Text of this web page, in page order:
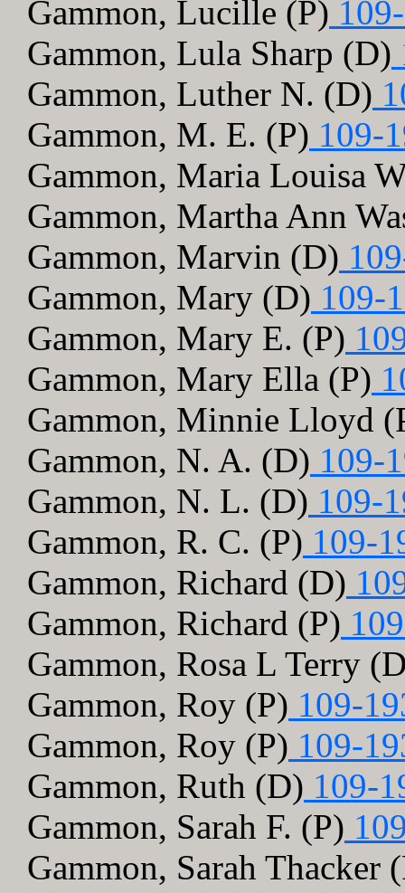
Gammon, Lucille (P)
Gammon, Lula Sharp (D)
Gammon, Luther N. (D)
Gammon, M. E. (P) 109-
Gammon, Maria Louisa
Gammon, Martha Ann
Gammon, Marvin (D)
Gammon, Mary (D) 109-
Gammon, Mary E. (P)
Gammon, Mary Ella (P)
Gammon, Minnie Lloyd
Gammon, N. A. (D) 109-
Gammon, N. L. (D) 109-
Gammon, R. C. (P) 109-
Gammon, Richard (D)
Gammon, Richard (P)
Gammon, Rosa L Terry
Gammon, Roy (P) 109-
Gammon, Roy (P) 109-
Gammon, Ruth (D) 109-
Gammon, Sarah F. (P)
Gammon, Sarah Thacker